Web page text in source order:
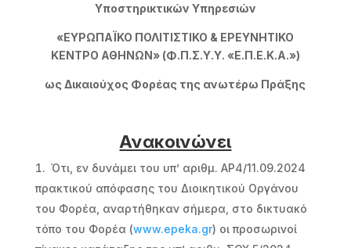
Υποστηρικτικών Υπηρεσιών
«ΕΥΡΩΠΑΪΚΟ ΠΟΛΙΤΙΣΤΙΚΟ & ΕΡΕΥΝΗΤΙΚΟ
ΚΕΝΤΡΟ ΑΘΗΝΩΝ» (Φ.Π.Σ.Υ.Υ. «Ε.Π.Ε.Κ.Α.»)
ως Δικαιούχος Φορέας της ανωτέρω Πράξης
Ανακοινώνει
Ότι, εν δυνάμει του υπ’ αριθμ. ΑΡ4/11.09.2024
πρακτικού απόφασης του Διοικητικού Οργάνου
του Φορέα, αναρτήθηκαν σήμερα, στο δικτυακό
τόπο του Φορέα (www.epeka.gr) οι προσωρινοί